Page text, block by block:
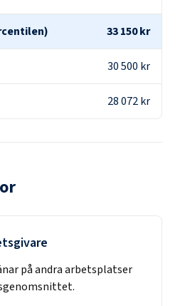
33 150 kr
30 500 kr
28 072 kr
på andra arbetsplatser